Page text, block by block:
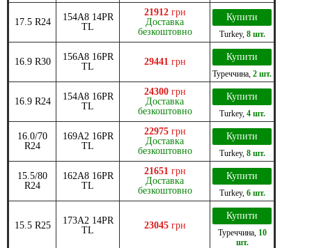
17.5 R24
154A8 14PR
TL
21912 грн
Доставка
безкоштовно
Купити
Turkey, 8 шт.
16.9 R30
156A8 16PR
TL
29441 грн Купити
Туреччина 2 шт.
16.9 R24
154A8 16PR
TL
24300 грн
Доставка
безкоштовно
Купити
Turkey, 4 шт.
16.0/70
R24
169A2 16PR
TL
22975 грн
Доставка
безкоштовно
Купити
Turkey, 8 шт.
15.5/80
R24
162А8 16PR
TL
21651 грн
Доставка
безкоштовно
Купити
Turkey, 6 шт.
15.5 R25
173A2 14PR
TL
23045 грн
Купити
Туреччина, 10
шт.